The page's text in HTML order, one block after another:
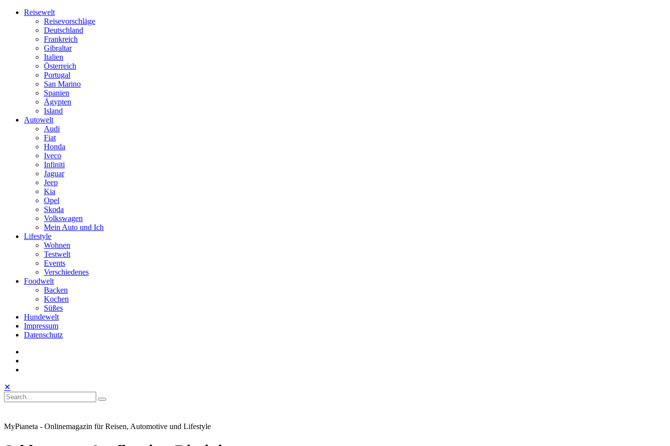
Skip
Reisewelt
Reisevorschläge
Deutschland
Frankreich
Gibraltar
Italien
Österreich
Portugal
San Marino
Spanien
Ägypten
Island
Autowelt
Audi
Fiat
Honda
Iveco
Infiniti
Jaguar
Jeep
Kia
Opel
Skoda
Volkswagen
Mein Auto und Ich
Lifestyle
Wohnen
Testwelt
Events
Verschiedenes
Foodwelt
Backen
Kochen
Süßes
Hundewelt
Impressum
Datenschutz
Toggle
Mobile
Menu
Open
Search
✕
Search
Search
for:
Search
MyPianeta - Onlinemagazin für Reisen, Automotive und Lifestyle